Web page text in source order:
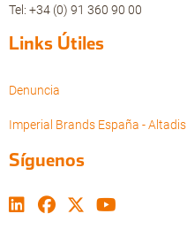
Tel: +34 (0) 91 360 90 00
Links Útiles
Denuncia
Imperial Brands España - Altadis
Síguenos